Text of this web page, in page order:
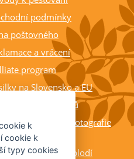
podmínky
poštovného
a vrácení
program
na Slovensko a EU
rostlin a citrusů
výška a fotografie
citrusy kvetou a plodí
k
cookie k
typy cookies